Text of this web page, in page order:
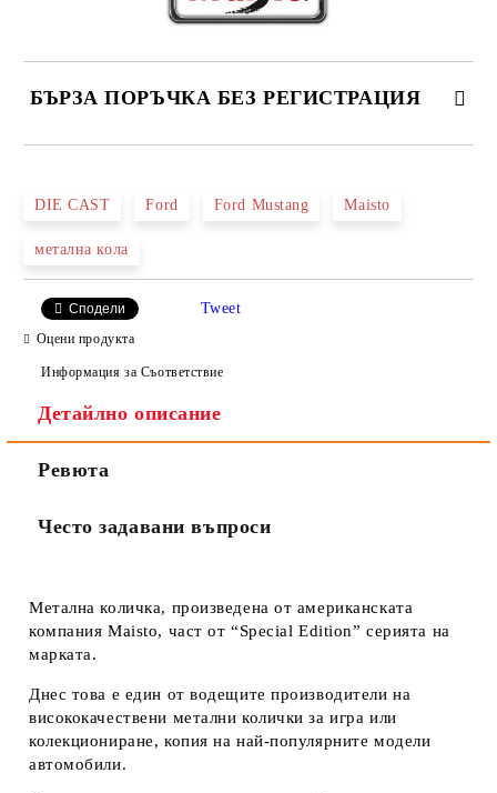
БЪРЗА ПОРЪЧКА БЕЗ РЕГИСТРАЦИЯ
Ние ще се свържем с вас в рамките на работния ден.
DIE CAST Ford Ford Mustang Maisto
метална кола
Сподели Tweet
Оцени продукта
Информация за Съответствие
Детайлно описание
Ревюта
Често задавани въпроси
Метална количка, произведена от американската
компания Maisto, част от “Special Edition” серията на
марката.
Днес това е един от водещите производители на
висококачествени метални колички за игра или
колекциониране, копия на най-популярните модели
автомобили.